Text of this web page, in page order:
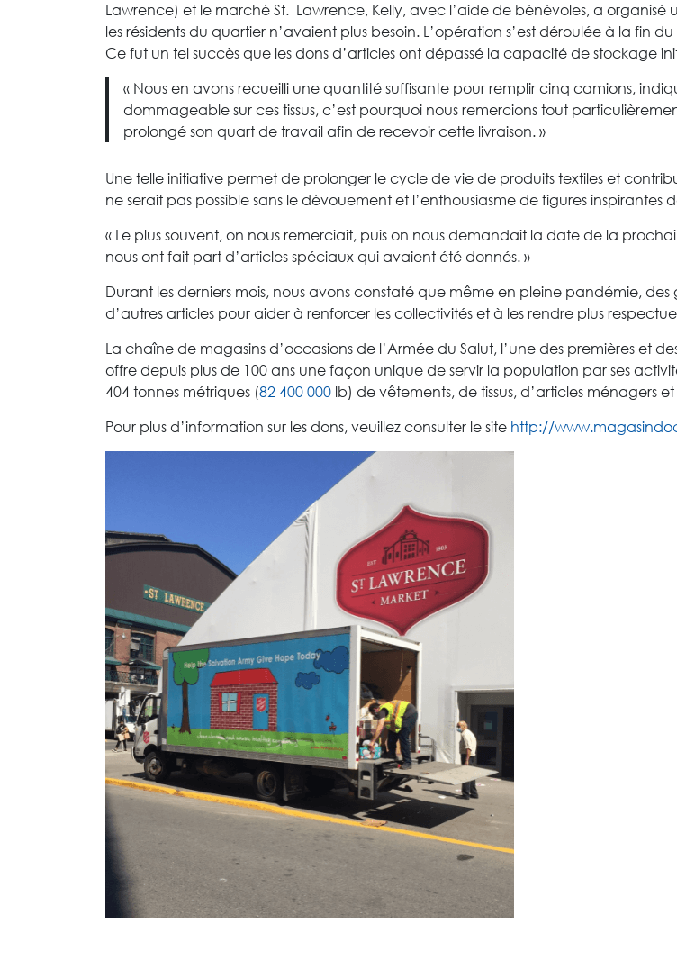
Lawrence) et le marché St. Lawrence, Kelly, avec l’aide de bénévoles, a organisé
les résidents du quartier n’avaient plus besoin. L’opération s’est déroulée à la fin
Ce fut un tel succès que les dons d’articles ont dépassé la capacité de stockage
« Nous en avons recueilli une quantité suffisante pour remplir cinq camions,
dommageable sur ces tissus, c’est pourquoi nous remercions tout
prolongé son quart de travail afin de recevoir cette livraison. »
Une telle initiative permet de prolonger le cycle de vie de produits textiles et
ne serait pas possible sans le dévouement et l’enthousiasme de figures inspirantes
« Le plus souvent, on nous remerciait, puis on nous demandait la date de la
nous ont fait part d’articles spéciaux qui avaient été donnés. »
Durant les derniers mois, nous avons constaté que même en pleine pandémie,
d’autres articles pour aider à renforcer les collectivités et à les rendre plus
La chaîne de magasins d’occasions de l’Armée du Salut, l’une des premières et
offre depuis plus de 100 ans une façon unique de servir la population par ses
404 tonnes métriques (82 400 000 lb) de vêtements, de tissus, d’articles ménagers
Pour plus d’information sur les dons, veuillez consulter le site http://